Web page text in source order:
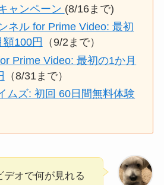
ャンペーン (8/16まで)
ネル for Prime Video: 最初
100円
（9/2まで）
Prime Video: 最初の1か月
（8/31まで）
ムズ: 初回 60日間無料体験
デオで何が見れる